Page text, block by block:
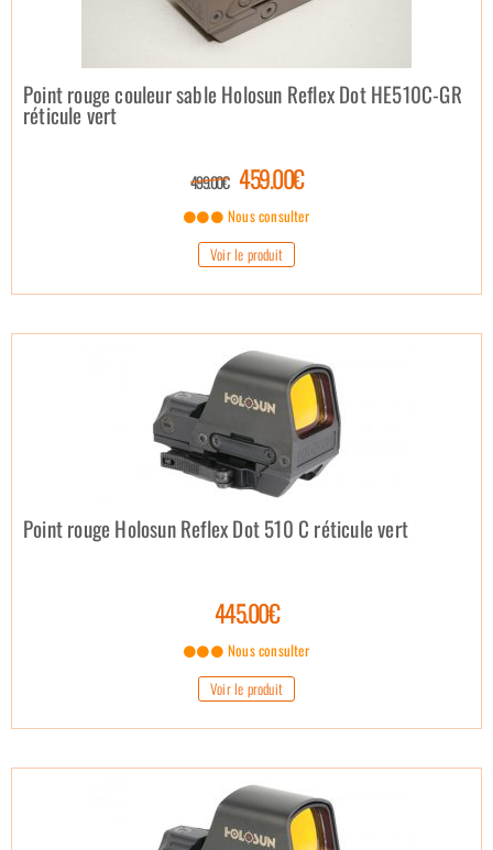
Point rouge couleur sable Holosun Reflex Dot HE510C-GR
réticule vert
499.00€ 459.00€
Nous consulter
Voir le produit
Point rouge Holosun Reflex Dot 510 C réticule vert
445.00€
Nous consulter
Voir le produit